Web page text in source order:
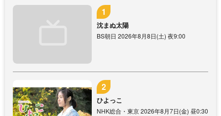
沈まぬ太陽
BS朝日 2026年8月8日(土) 夜9:00
ひよっこ
NHK総合・東京 2026年8月7日(金) 昼0:30